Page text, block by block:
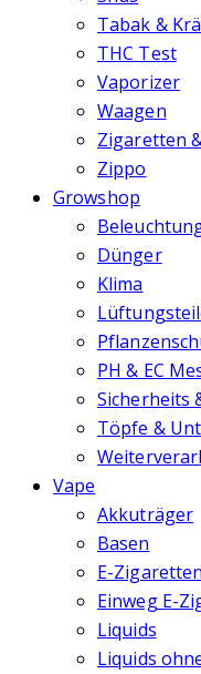
Tabak &
THC Test
Vaporizer
Waagen
Zigaretten
Zippo
Growshop
Dünger
Klima
PH & EC
Sicherheits
Töpfe &
Vape
Akkuträger
Basen
E-Zigaretten
Einweg E-
Liquids
Liquids